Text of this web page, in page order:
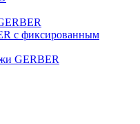
с фиксированным
GERBER